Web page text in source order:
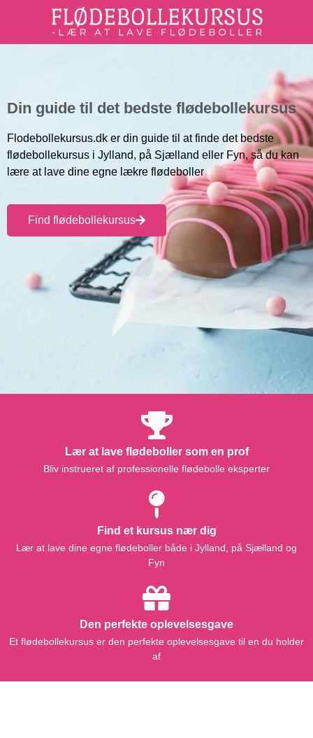
Din guide til det bedste flødebollekursus
Flodebollekursus.dk er din guide til at finde det bedste
flødebollekursus i Jylland, på Sjælland eller Fyn, så du kan
lære at lave dine egne lækre flødeboller
Find flødebollekursus
Lær at lave flødeboller som en prof
Bliv instrueret af professionelle flødebolle eksperter
Find et kursus nær dig
Lær at lave dine egne flødeboller både i Jylland, på Sjælland og
Fyn
Den perfekte oplevelsesgave
Et flødebollekursus er den perfekte oplevelsesgave til en du holder
af